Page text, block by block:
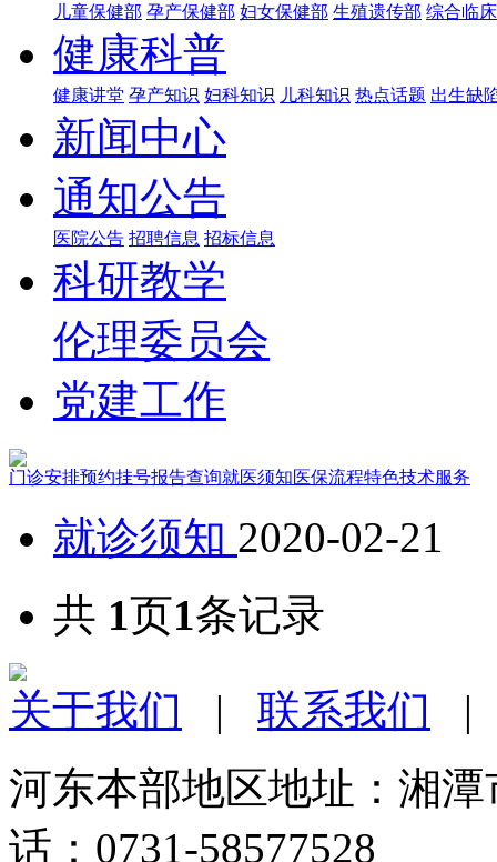
儿童保健部 孕产保健部 妇女保健部 生殖遗传部 综合临
健康科普
健康讲堂 孕产知识 妇科知识 儿科知识 热点话题 出生缺
新闻中心
通知公告
医院公告 招聘信息 招标信息
科研教学
伦理委员会
党建工作
门诊安排预约挂号报告查询就医须知医保流程特色技术服务
就诊须知 2020-02-21
共 1页1条记录
关于我们 | 联系我们
河东本部地区地址：湘
话：0731-58577528